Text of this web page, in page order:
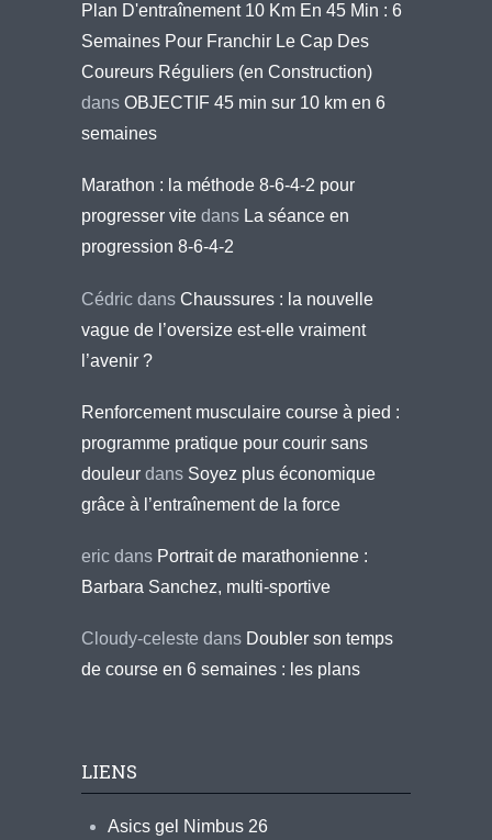
Plan D'entraînement 10 Km En 45 Min : 6
Semaines Pour Franchir Le Cap Des
Coureurs Réguliers (en Construction)
dans OBJECTIF 45 min sur 10 km en 6
semaines
Marathon : la méthode 8-6-4-2 pour
progresser vite dans La séance en
progression 8-6-4-2
Cédric dans Chaussures : la nouvelle
vague de l’oversize est-elle vraiment
l’avenir ?
Renforcement musculaire course à pied :
programme pratique pour courir sans
douleur dans Soyez plus économique
grâce à l’entraînement de la force
eric dans Portrait de marathonienne :
Barbara Sanchez, multi-sportive
Cloudy-celeste dans Doubler son temps
de course en 6 semaines : les plans
LIENS
Asics gel Nimbus 26